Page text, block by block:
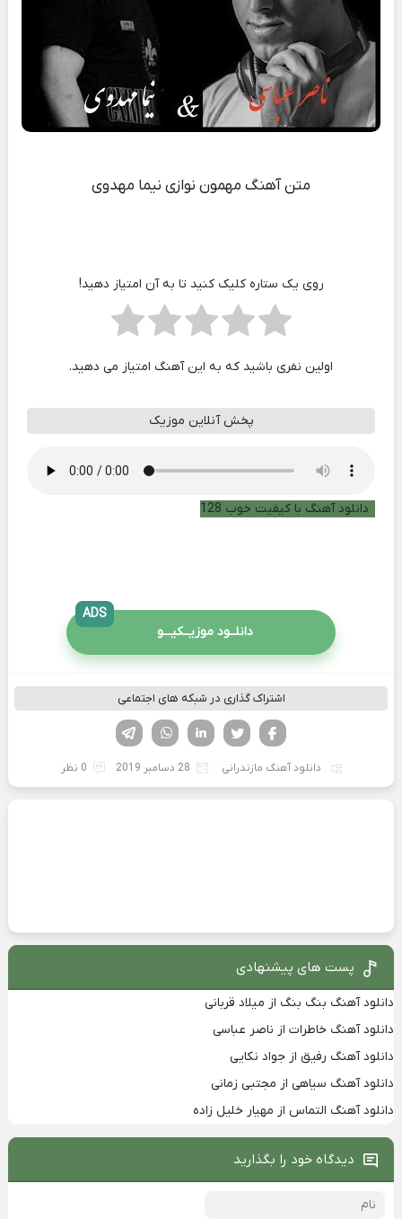
متن آهنگ مهمون نوازی نیما مهدوی
روی یک ستاره کلیک کنید تا به آن امتیاز دهید!
اولین نفری باشید که به این آهنگ امتیاز می دهید.
پخش آنلاین موزیک
دانلود آهنگ با کیفیت خوب 128
دانلــود موزیــکیـــو
ADS
اشتراک گذاری در شبکه های اجتماعی
لینکدین تویتر
فیسوک
دانلود آهنگ مازندرانی 28 دسامبر 2019 0 نظر
پست های پیشنهادی
دانلود آهنگ بنگ بنگ از میلاد قربانی
دانلود آهنگ خاطرات از ناصر عباسی
دانلود آهنگ رفیق از جواد نکایی
دانلود آهنگ سیاهی از مجتبی زمانی
دانلود آهنگ التماس از مهیار خلیل زاده
دیدگاه خود را بگذارید